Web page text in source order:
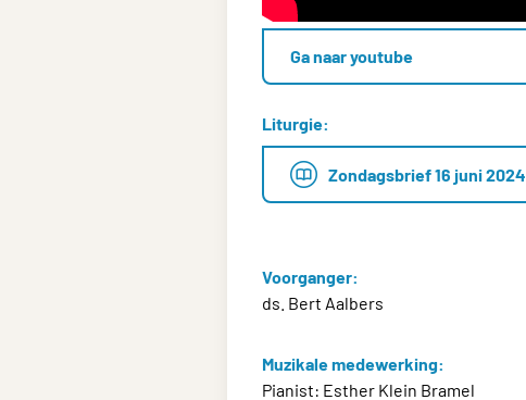
Ga naar youtube
Liturgie:
Zondagsbrief 16 juni 2024
Voorganger:
ds. Bert Aalbers
Muzikale medewerking:
Pianist: Esther Klein Bramel